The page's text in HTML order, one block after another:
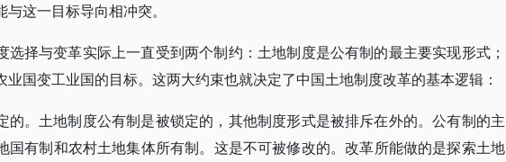
这一目标导向相冲突。
选择与变革实际上一直受到两个制约：土地制度是公有制的最主要实现形式；
国变工业国的目标。这两大约束也就决定了中国土地制度改革的基本逻辑：
的。土地制度公有制是被锁定的，其他制度形式是被排斥在外的。公有制的主
国有制和农村土地集体所有制。这是不可被修改的。改革所能做的是探索土地